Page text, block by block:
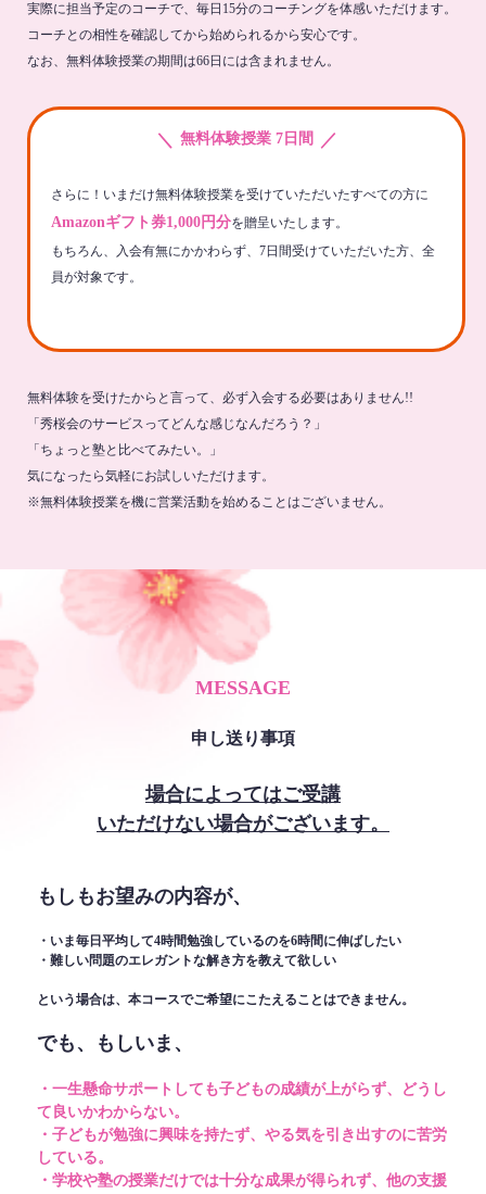
実際に担当予定のコーチで、毎日15分のコーチングを体感いただけます。
コーチとの相性を確認してから始められるから安心です。
なお、無料体験授業の期間は66日には含まれません。
＼ 無料体験授業 7日間 ／
さらに！いまだけ無料体験授業を受けていただいたすべての方に
Amazonギフト券1,000円分を贈呈いたします。
もちろん、入会有無にかかわらず、7日間受けていただいた方、全
員が対象です。
無料体験を受けたからと言って、必ず入会する必要はありません!!
「秀桜会のサービスってどんな感じなんだろう？」
「ちょっと塾と比べてみたい。」
気になったら気軽にお試しいただけます。
※無料体験授業を機に営業活動を始めることはございません。
MESSAGE
申し送り事項
場合によってはご受講
いただけない場合がございます。
もしもお望みの内容が、
・いま毎日平均して4時間勉強しているのを6時間に伸ばしたい
・難しい問題のエレガントな解き方を教えて欲しい
という場合は、本コースでご希望にこたえることはできません。
でも、もしいま、
・一生懸命サポートしても子どもの成績が上がらず、どうし
て良いかわからない。
・子どもが勉強に興味を持たず、やる気を引き出すのに苦労
している。
・学校や塾の授業だけでは十分な成果が得られず、他の支援